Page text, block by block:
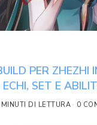
PER ZHEZHI
SET E
DI LETTURA 0